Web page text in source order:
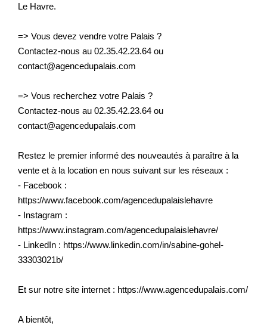
Le Havre.
=> Vous devez vendre votre Palais ?
Contactez-nous au 02.35.42.23.64 ou
contact@agencedupalais.com
=> Vous recherchez votre Palais ?
Contactez-nous au 02.35.42.23.64 ou
contact@agencedupalais.com
Restez le premier informé des nouveautés à paraître à la
vente et à la location en nous suivant sur les réseaux :
- Facebook :
https://www.facebook.com/agencedupalaislehavre
- Instagram :
https://www.instagram.com/agencedupalaislehavre/
- LinkedIn : https://www.linkedin.com/in/sabine-gohel-
33303021b/
Et sur notre site internet : https://www.agencedupalais.com/
A bientôt,